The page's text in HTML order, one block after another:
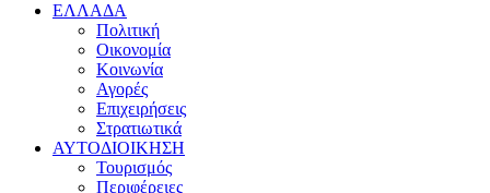
ΕΛΛΑΔΑ
Πολιτική
Οικονομία
Κοινωνία
Αγορές
Επιχειρήσεις
Στρατιωτικά
ΑΥΤΟΔΙΟΙΚΗΣΗ
Τουρισμός
Περιφέρειες